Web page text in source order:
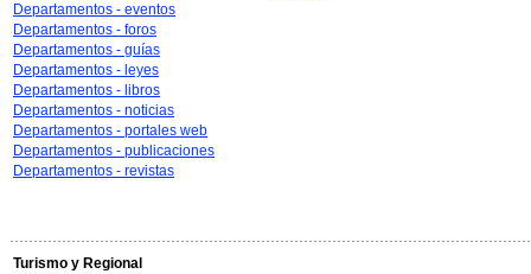
Departamentos - eventos
Departamentos - foros
Departamentos - guías
Departamentos - leyes
Departamentos - libros
Departamentos - noticias
Departamentos - portales web
Departamentos - publicaciones
Departamentos - revistas
Turismo y Regional